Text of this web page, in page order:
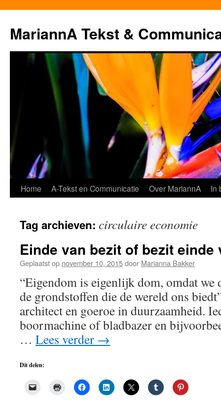
MariannA Tekst &
Ga
de
inhoud
Home A-Tekst en Communicatie Over MariannA In
Tag archieven: circulaire economie
Einde van bezit of bezit einde
Geplaatst op november 10, 2015door Marianna Bakker
“Eigendom is eigenlijk dom, omdat we
de grondstoffen die de wereld ons
architect en goeroe in duurzaamheid.
boormachine of bladbazer en
… Lees verder →
Dit delen: